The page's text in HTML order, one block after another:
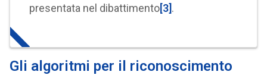
presentata nel dibattimento[3].
Gli algoritmi per il riconoscimento